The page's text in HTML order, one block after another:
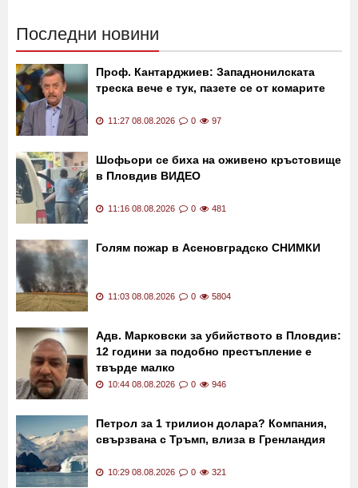
Последни новини
Проф. Кантарджиев: Западнонилската
треска вече е тук, пазете се от комарите
11:27 08.08.2026 0 97
Шофьори се биха на оживено кръстовище
в Пловдив ВИДЕО
11:16 08.08.2026 0 481
Голям пожар в Асеновградско СНИМКИ
11:03 08.08.2026 0 5804
Адв. Марковски за убийството в Пловдив:
12 години за подобно престъпление е
твърде малко
10:44 08.08.2026 0 946
Петрол за 1 трилион долара? Компания,
свързвана с Тръмп, влиза в Гренландия
10:29 08.08.2026 0 321